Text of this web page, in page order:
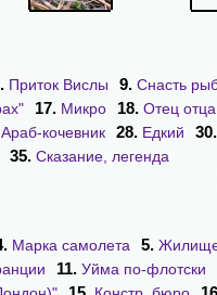
Приток Вислы 9. Снасть
17. Микро 18. Отец отца
Араб-кочевник 28. Едкий 30.
35. Сказание, легенда
Марка самолета 5. Жилище
11. Уйма по-флотски